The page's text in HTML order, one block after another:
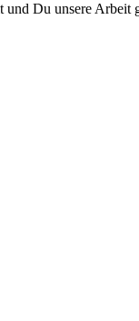
Du unsere Arbeit